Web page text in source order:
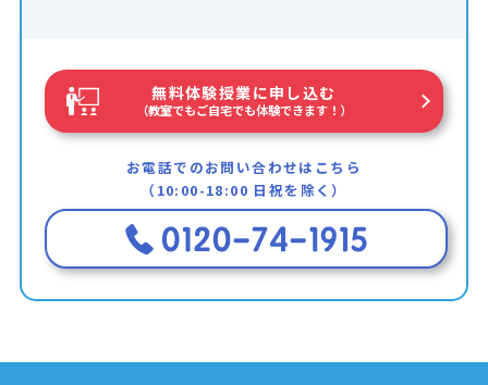
無料体験授業に申し込む
（教室でもご自宅でも体験できます！）
お電話でのお問い合わせはこちら
（10:00-18:00 日祝を除く）